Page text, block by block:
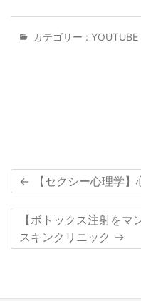
カテゴリー : YOUTUBE
← 【セクシー心理学】
【ボトックス注射を
スキンクリニック →